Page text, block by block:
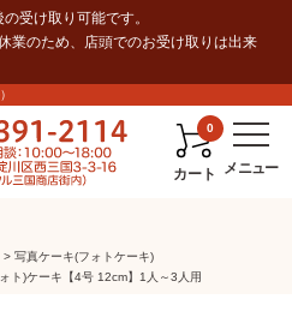
受け取り可能です。
業のため、店頭でのお受け取りは出来
0
カート
写真ケーキ(フォトケーキ)
ト)ケーキ【4号 12cm】1人～3人用